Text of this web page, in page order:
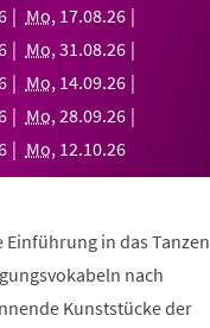
Mo, 17.08.26
Mo,31.08.26
Mo, 14.09.26
Mo,28.09.26
Mo, 12.10.26
in das Tanzen
nach
Kunststücke der